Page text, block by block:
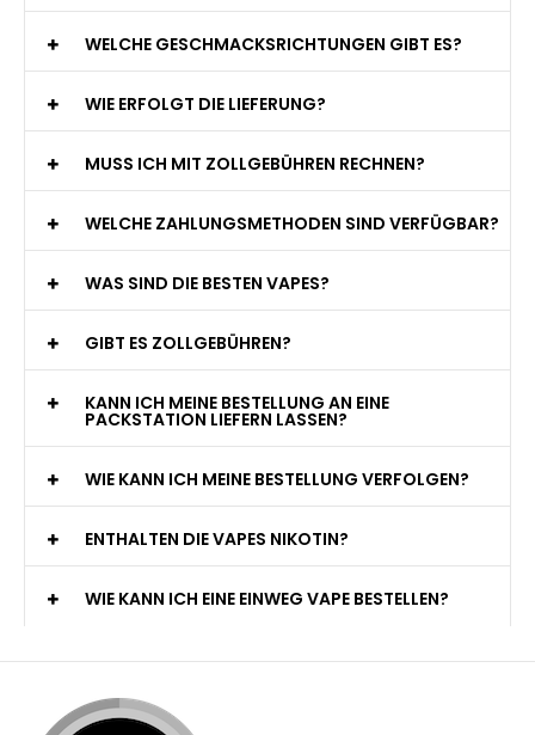
WELCHE GESCHMACKSRICHTUNGEN GIBT ES?
WIE ERFOLGT DIE LIEFERUNG?
MUSS ICH MIT ZOLLGEBÜHREN RECHNEN?
WELCHE ZAHLUNGSMETHODEN SIND VERFÜGBAR?
WAS SIND DIE BESTEN VAPES?
GIBT ES ZOLLGEBÜHREN?
KANN ICH MEINE BESTELLUNG AN EINE
PACKSTATION LIEFERN LASSEN?
WIE KANN ICH MEINE BESTELLUNG VERFOLGEN?
ENTHALTEN DIE VAPES NIKOTIN?
WIE KANN ICH EINE EINWEG VAPE BESTELLEN?